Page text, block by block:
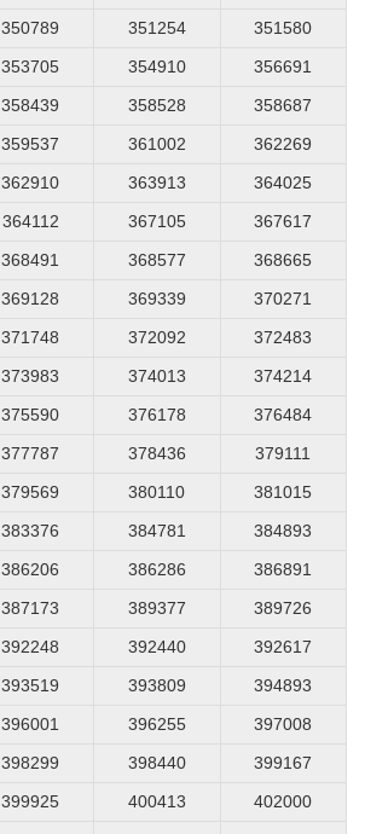
350789 351254
351580
353705 354910
356691
358439 358528
358687
359537 361002
362269
362910 363913
364025
364112 367105
367617
368491 368577
368665
369128 369339
370271
371748 372092
372483
373983 374013
374214
375590 376178
376484
377787 378436
379111
379569 380110
381015
383376 384781
384893
386206 386286
386891
387173 389377
389726
392248 392440
392617
393519 393809
394893
396001 396255
397008
398299 398440
399167
399925 400413
402000